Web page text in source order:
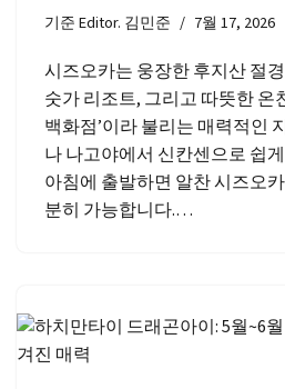
기준Editor. 김민준 7월 17, 2026
시즈오카는 웅장한 후지산 절
숫가 리조트, 그리고 따뜻한 온
백화점’이라 불리는 매력적인
나 나고야에서 신칸센으로 쉽
아침에 출발하면 알찬 시즈오
분히 가능합니다.…